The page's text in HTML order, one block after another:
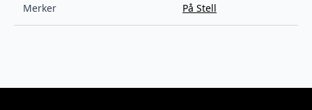
Merker På Stell